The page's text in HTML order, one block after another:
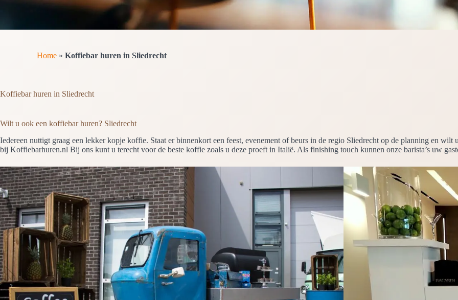
Home» Koffiebar huren in Sliedrecht
Koffiebar huren in Sliedrecht
Wilt u ook een koffiebar huren? Sliedrecht
Iedereen nuttigt graag een lekker kopje koffie. Staat er binnenkort een feest, evenement of beurs in de regio Sliedrecht op de planning en
bij Koffiebarhuren.nl Bij ons kunt u terecht voor de beste koffie zoals u deze proeft in Italië. Als finishing touch kunnen onze barista’s uw